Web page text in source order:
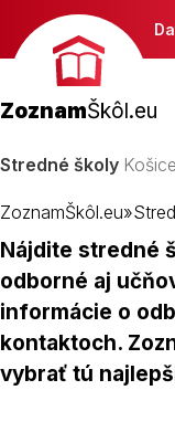
ZoznamŠkôl.eu
Stredné školy
ZoznamŠkôl.eu»
Nájdite stredné
odborné aj
informácie o
kontaktoch.
vybrať tú